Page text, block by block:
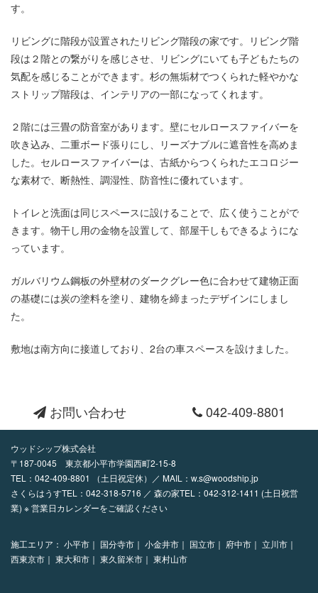
す。
リビングに階段が設置されたリビング階段の家です。リビング階
段は２階との繋がりを感じさせ、リビングにいても子どもたちの
気配を感じることができます。杉の無垢材でつくられた軽やかな
ストリップ階段は、インテリアの一部になってくれます。
２階には三畳の防音室があります。壁にセルロースファイバーを
吹き込み、二重ボード張りにし、リーズナブルに遮音性を高めま
した。セルロースファイバーは、古紙からつくられたエコロジー
な素材で、断熱性、調湿性、防音性に優れています。
トイレと洗面は同じスペースに設けることで、広く使うことがで
きます。物干し用の金物を設置して、部屋干しもできるようにな
っています。
ガルバリウム鋼板の外壁材のダークグレー色に合わせて建物正面
の基礎には炭の塗料を塗り、建物を締まったデザインにしまし
た。
敷地は南方向に接道しており、2台の車スペースを設けました。
お問い合わせ 042-409-8801
ウッドシップ株式会社
〒187-0045 東京都小平市学園西町2-15-8
TEL： 042-409-8801 （土日祝定休）／ MAIL： w.s@woodship.jp
さくらはうすTEL：042-318-5716 ／ 森の家TEL：042-312-1411 (土日祝営
業) ※ 営業日カレンダーをご確認ください
施工エリア： 小平市｜ 国分寺市｜ 小金井市｜ 国立市｜ 府中市｜ 立川市｜
西東京市｜ 東大和市｜ 東久留米市｜ 東村山市